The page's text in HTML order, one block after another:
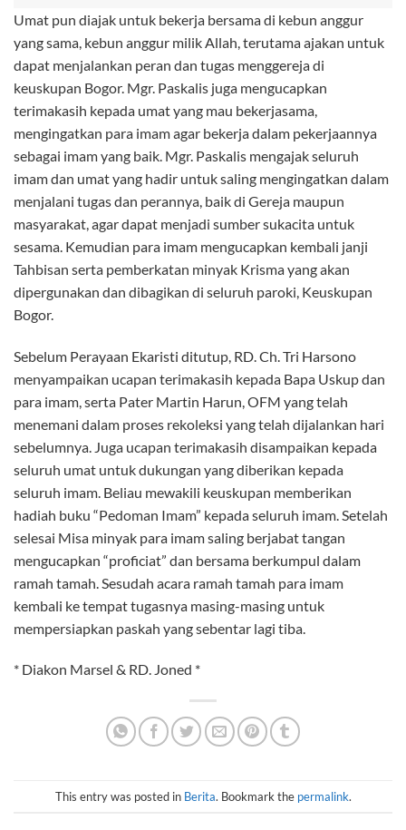
Umat pun diajak untuk bekerja bersama di kebun anggur
yang sama, kebun anggur milik Allah, terutama ajakan untuk
dapat menjalankan peran dan tugas menggereja di
keuskupan Bogor. Mgr. Paskalis juga mengucapkan
terimakasih kepada umat yang mau bekerjasama,
mengingatkan para imam agar bekerja dalam pekerjaannya
sebagai imam yang baik. Mgr. Paskalis mengajak seluruh
imam dan umat yang hadir untuk saling mengingatkan dalam
menjalani tugas dan perannya, baik di Gereja maupun
masyarakat, agar dapat menjadi sumber sukacita untuk
sesama. Kemudian para imam mengucapkan kembali janji
Tahbisan serta pemberkatan minyak Krisma yang akan
dipergunakan dan dibagikan di seluruh paroki, Keuskupan
Bogor.
Sebelum Perayaan Ekaristi ditutup, RD. Ch. Tri Harsono
menyampaikan ucapan terimakasih kepada Bapa Uskup dan
para imam, serta Pater Martin Harun, OFM yang telah
menemani dalam proses rekoleksi yang telah dijalankan hari
sebelumnya. Juga ucapan terimakasih disampaikan kepada
seluruh umat untuk dukungan yang diberikan kepada
seluruh imam. Beliau mewakili keuskupan memberikan
hadiah buku “Pedoman Imam” kepada seluruh imam. Setelah
selesai Misa minyak para imam saling berjabat tangan
mengucapkan “proficiat” dan bersama berkumpul dalam
ramah tamah. Sesudah acara ramah tamah para imam
kembali ke tempat tugasnya masing-masing untuk
mempersiapkan paskah yang sebentar lagi tiba.
* Diakon Marsel & RD. Joned *
This entry was posted in Berita. Bookmark the permalink.